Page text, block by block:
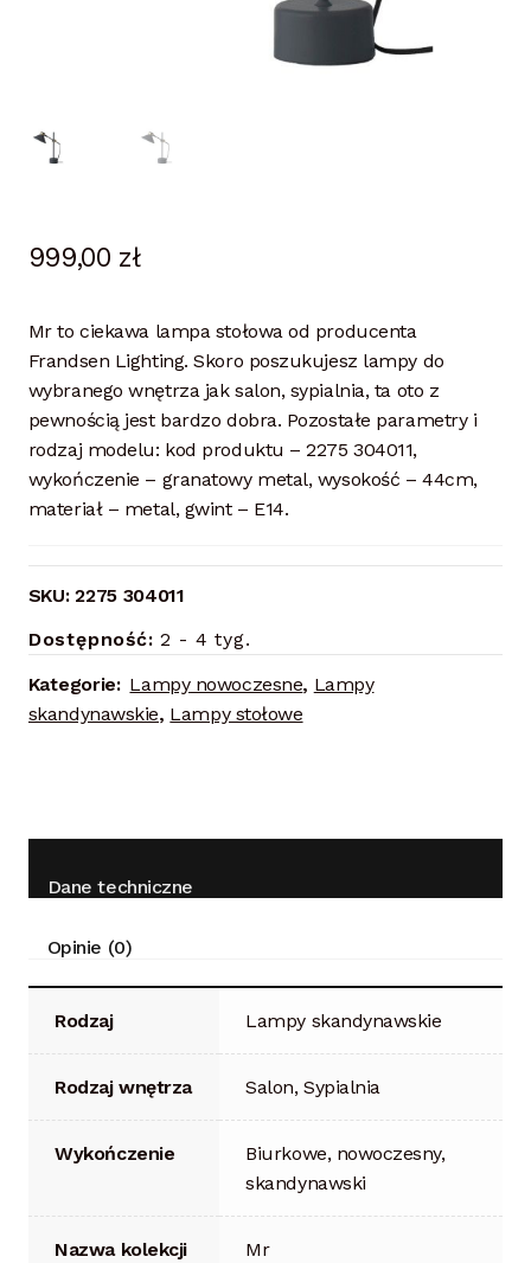
999,00 zł
Mr to ciekawa lampa stołowa od producenta
Frandsen Lighting. Skoro poszukujesz lampy do
wybranego wnętrza jak salon, sypialnia, ta oto z
pewnością jest bardzo dobra. Pozostałe parametry i
rodzaj modelu: kod produktu – 2275 304011,
wykończenie – granatowy metal, wysokość – 44cm,
materiał – metal, gwint – E14.
SKU:2275 304011
Dostępność: 2 - 4 tyg.
Kategorie: Lampy nowoczesne, Lampy
skandynawskie, Lampy stołowe
Dane techniczne
Opinie (0)
Rodzaj Lampy skandynawskie
Rodzaj wnętrza Salon, Sypialnia
Wykończenie
Biurkowe, nowoczesny,
skandynawski
Nazwa kolekcji Mr